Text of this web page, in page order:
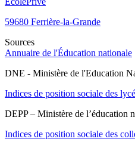
59680 Ferrière-la-Grande
Sources
Annuaire de l'Éducation nationale
DNE - Ministère de l'Education
Indices de position sociale des
DEPP – Ministère de l’éducation
Indices de position sociale des